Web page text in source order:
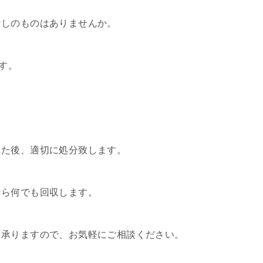
のものはありませんか。
。
後、適切に処分致します。
何でも回収します。
りますので、お気軽にご相談ください。